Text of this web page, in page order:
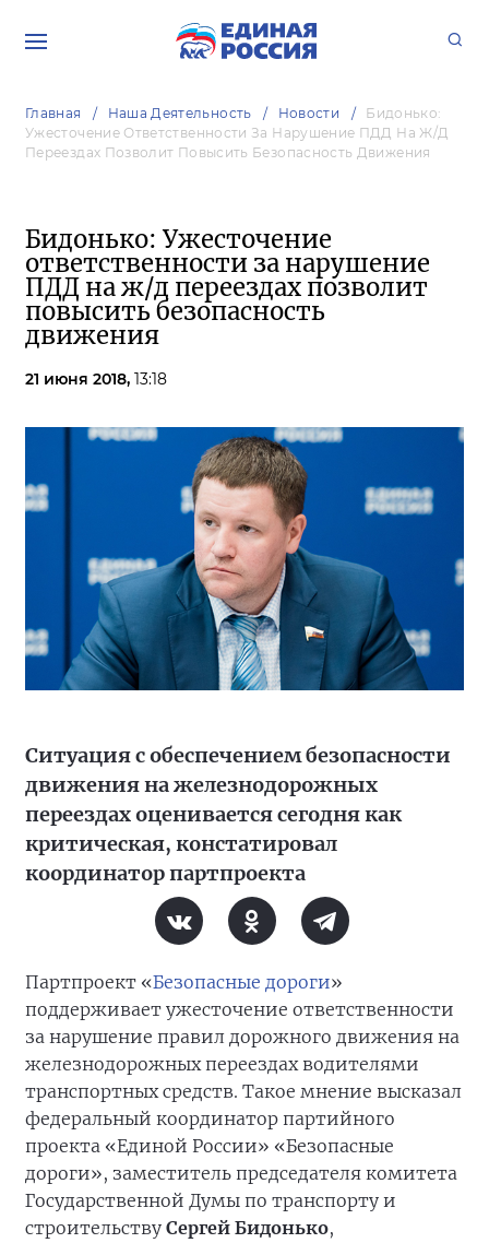
Главная Наша Деятельность Новости
Бидонько:
Ужесточение Ответственности За Нарушение ПДД На Ж/д
Переездах Позволит Повысить Безопасность Движения
Бидонько: Ужесточение
ответственности за нарушение
ПДД на ж/д переездах позволит
повысить безопасность
движения
21 июня 2018, 13:18
Ситуация с обеспечением безопасности
движения на железнодорожных
переездах оценивается сегодня как
критическая, констатировал
координатор партпроекта
Партпроект «Безопасные дороги»
поддерживает ужесточение ответственности
за нарушение правил дорожного движения на
железнодорожных переездах водителями
транспортных средств. Такое мнение высказал
федеральный координатор партийного
проекта «Единой России» «Безопасные
дороги», заместитель председателя комитета
Государственной Думы по транспорту и
строительству Сергей Бидонько,